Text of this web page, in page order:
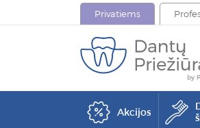
Privatiems
Akcijos